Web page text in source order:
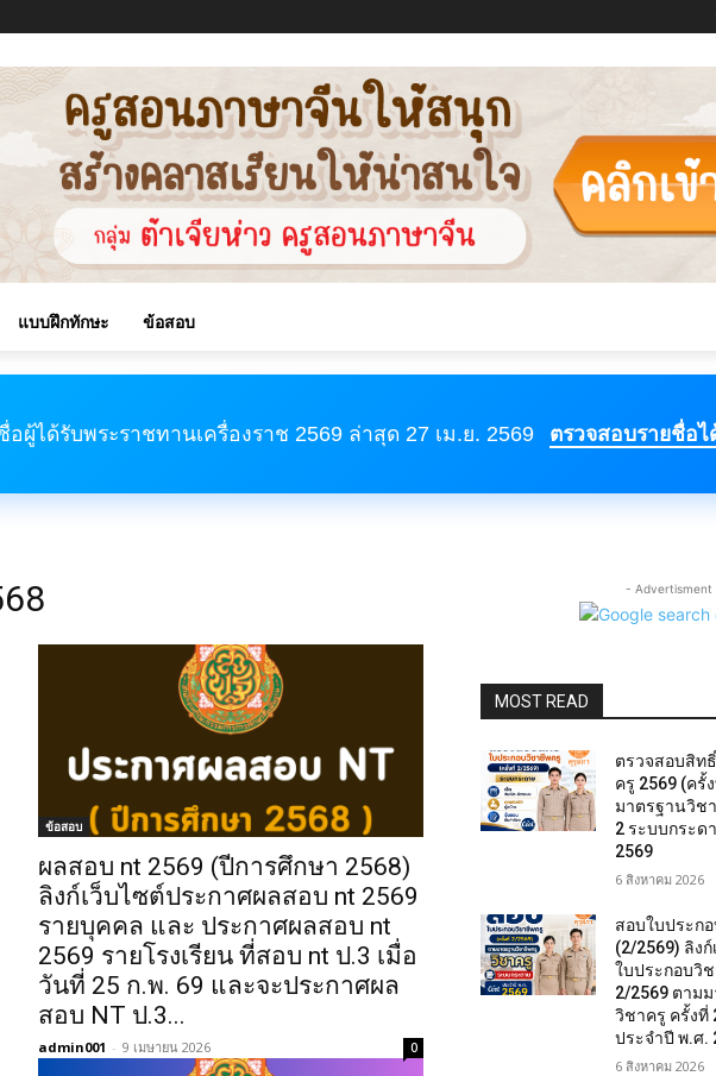
แบบฝึกทักษะ ข้อสอบ
อผู้ได้รับพระราชทานเครื่องราช 2569 ล่าสุด 27 เม.ย. 2569 ตรวจสอบรายชื่อ
ข้อสอบ
ผลสอบ nt 2569 (ปีการศึกษา 2568)
ลิงก์เว็บไซต์ประกาศผลสอบ nt 2569
รายบุคคล และ ประกาศผลสอบ nt
2569 รายโรงเรียน ที่สอบ nt ป.3 เมื่อ
วันที่ 25 ก.พ. 69 และจะประกาศผล
สอบ NT ป.3...
admin001 - 9 เมษายน 2026 0
- Advertisment
MOST READ
ตรวจสอบสิท
ครู 2569 (ครั้
มาตรฐานวิช
2 ระบบกระด
2569
6 สิงหาคม 2026
สอบใบประก
(2/2569) ลิง
ใบประกอบวิ
2/2569 ตาม
วิชาครู ครั้งที่
ประจำปี พ.ศ.
6 สิงหาคม 2026